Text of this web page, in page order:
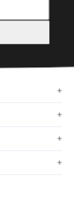
+
+
+
+